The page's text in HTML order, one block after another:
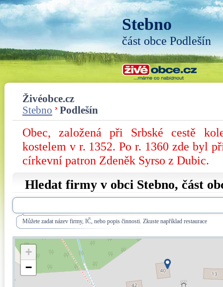
Stebno
část obce Podlešín
Živéobce.cz
Stebno
Podlešín
Obec, založená při Srbské cestě
kostelem v r. 1352. Po r. 1360 zde byl
církevní patron Zdeněk Syrso z Dubic.
Hledat firmy v obci Stebno, část
Můžete zadat název firmy, IČ, nebo popis činnosti. Zkuste například restaurace
+
−